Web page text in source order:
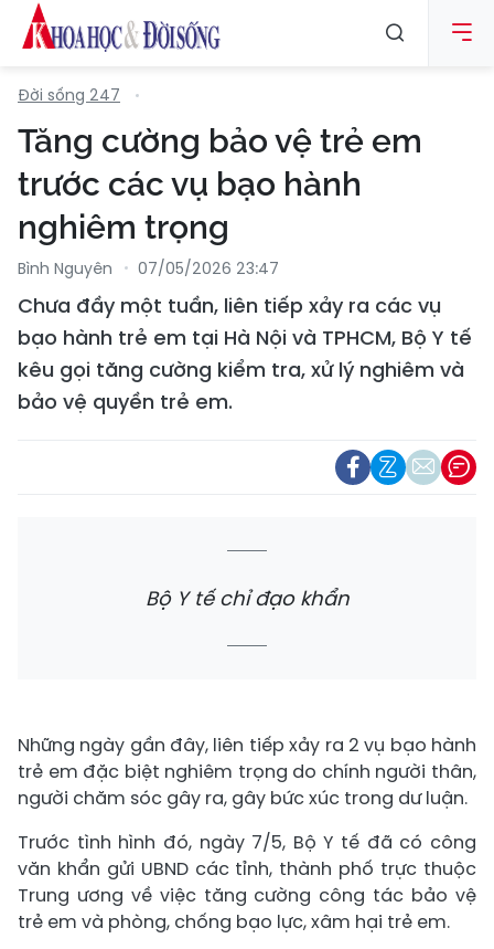
Đời sống 247
Tăng cường bảo vệ trẻ em
trước các vụ bạo hành
nghiêm trọng
Bình Nguyên 07/05/2026 23:47
Chưa đầy một tuần, liên tiếp xảy ra các vụ
bạo hành trẻ em tại Hà Nội và TPHCM, Bộ Y tế
kêu gọi tăng cường kiểm tra, xử lý nghiêm và
bảo vệ quyền trẻ em.
Bộ Y tế chỉ đạo khẩn
Những ngày gần đây, liên tiếp xảy ra 2 vụ bạo hành
trẻ em đặc biệt nghiêm trọng do chính người thân,
người chăm sóc gây ra, gây bức xúc trong dư luận.
Trước tình hình đó, ngày 7/5, Bộ Y tế đã có công
văn khẩn gửi UBND các tỉnh, thành phố trực thuộc
Trung ương về việc tăng cường công tác bảo vệ
trẻ em và phòng, chống bạo lực, xâm hại trẻ em.